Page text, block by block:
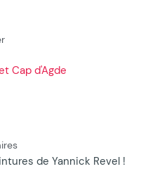
de Yannick Revel !